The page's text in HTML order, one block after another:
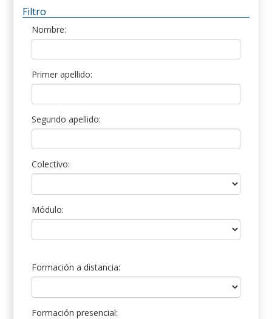
Filtro
Nombre:
Primer apellido:
Segundo apellido:
Colectivo:
Módulo:
Formación a distancia:
Formación presencial: